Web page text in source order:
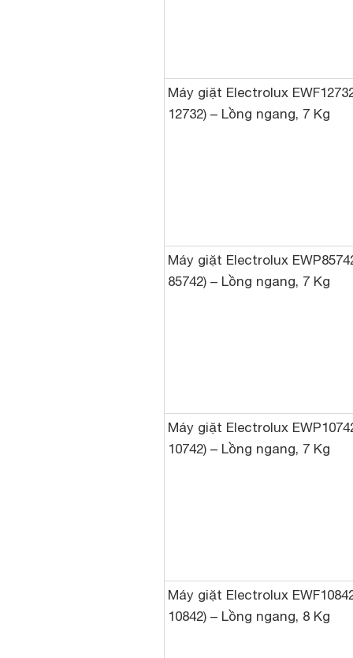
Máy giặt Electrolux
12732) – Lồng ngang, 7 Kg
Máy giặt Electrolux
85742) – Lồng ngang, 7 Kg
Máy giặt Electrolux
10742) – Lồng ngang, 7 Kg
Máy giặt Electrolux
10842) – Lồng ngang, 8 Kg